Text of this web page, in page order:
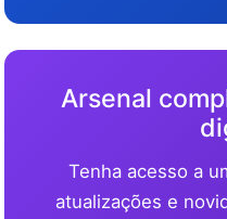
Arsenal
Tenha acesso a
atualizações e